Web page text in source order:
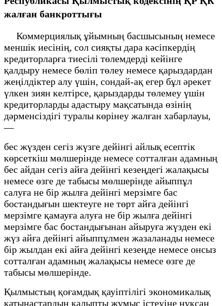
жалған банкроттығы
Коммерциялық ұйымның басшысының немесе
меншік иесінің, сол сияқты дара кәсіпкердің
кредиторларға тиесілі төлемдерді кейінге
қалдыру немесе бөліп төлеу немесе қарыздардан
жеңілдіктер алу үшін, сондай-ақ егер бұл әрекет
үлкен зиян келтірсе, қарыздарды төлемеу үшін
кредиторларды адастыру мақсатында өзінің
дәрменсіздігі туралы көрінеу жалған хабарлауы,
—
бес жүзден сегіз жүзге дейінгі айлық есептік
көрсеткіш мөлшерінде немесе сотталған адамның
бес айдан сегіз айға дейінгі кезеңдегі жалақысы
немесе өзге де табысы мөлшерінде айыппұл
салуға не бір жылға дейінгі мерзімге бас
бостандығын шектеуге не төрт айға дейінгі
мерзімге қамауға алуға не бір жылға дейінгі
мерзімге бас бостандығынан айыруға жүзден екі
жүз айға дейінгі айыппұлмен жазаланады немесе
бір жылдан екі айға дейінгі кезеңде немесе онсыз
сотталған адамның жалақысы немесе өзге де
табысы мөлшерінде.
Қылмыстың қоғамдық қауіптілігі экономикалық
қатынастардың қалыпты жұмыс істеуіне нұқсан